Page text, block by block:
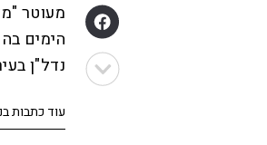
מעוטר
הימים
נדל"ן
עוד כתבות